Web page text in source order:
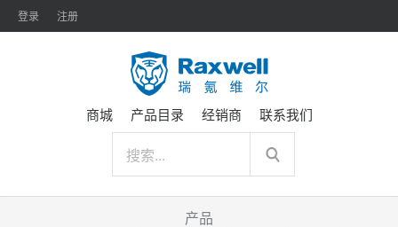
登录 注册
商城 产品目录 经销商 联系我们
产品